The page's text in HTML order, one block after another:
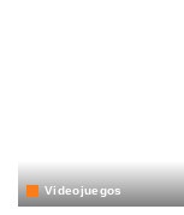
Videojuegos